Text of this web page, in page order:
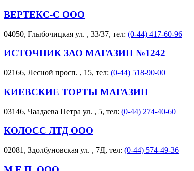
ВЕРТЕКС-С ООО
04050, Глыбочицкая ул. , 33/37, тел: (0-44) 417-60-96
ИСТОЧНИК ЗАО МАГАЗИН №1242
02166, Лесной просп. , 15, тел: (0-44) 518-90-00
КИЕВСКИЕ ТОРТЫ МАГАЗИН
03146, Чаадаева Петра ул. , 5, тел: (0-44) 274-40-60
КОЛОСС ЛТД ООО
02081, Здолбуновская ул. , 7Д, тел: (0-44) 574-49-36